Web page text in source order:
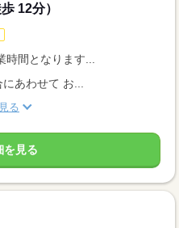
12分）
間となります...
あわせて お...
る
を見る